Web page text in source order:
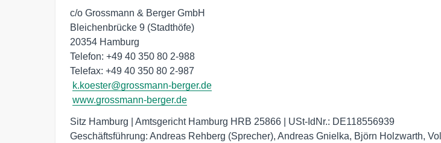
c/o Grossmann & Berger GmbH
Bleichenbrücke 9 (Stadthöfe)
20354 Hamburg
Telefon: +49 40 350 80 2-988
Telefax: +49 40 350 80 2-987
k.koester@grossmann-berger.de
www.grossmann-berger.de
Sitz Hamburg | Amtsgericht Hamburg HRB 25866 | USt-IdNr.: DE118556939
Geschäftsführung: Andreas Rehberg (Sprecher), Andreas Gnielka, Björn Holzwarth,